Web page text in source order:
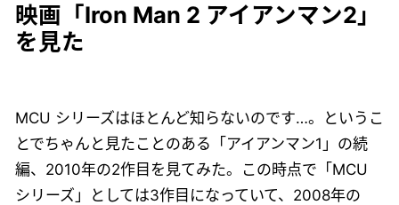
映画「Iron Man 2 アイアンマン2」
を見た
MCU シリーズはほとんど知らないのです…。というこ
とでちゃんと見たことのある「アイアンマン1」の続
編、2010年の2作目を見てみた。この時点で「MCU
シリーズ」としては3作目になっていて、2008年の